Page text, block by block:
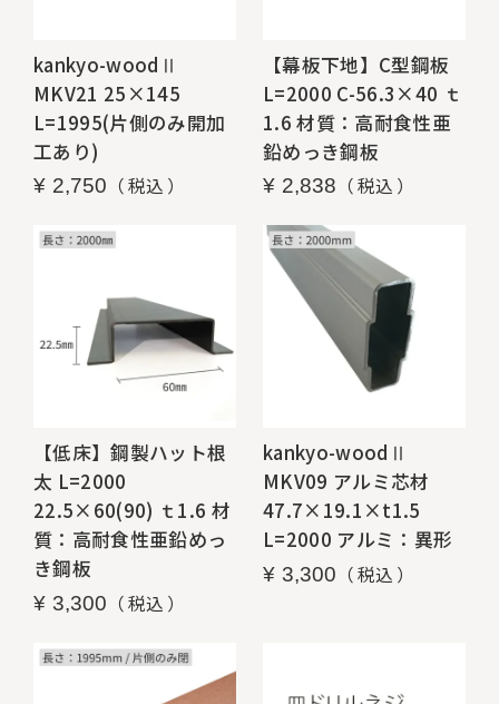
kankyo-woodⅡ
MKV21 25×145
L=1995(片側のみ開加
工あり)
¥ 2,750 税込
【幕板下地】C型鋼板
L=2000 C-56.3×40 ｔ
1.6 材質：高耐食性亜
鉛めっき鋼板
¥ 2,838 税込
【低床】鋼製ハット根
太 L=2000
22.5×60(90) ｔ1.6 材
質：高耐食性亜鉛めっ
き鋼板
¥ 3,300 税込
kankyo-woodⅡ
MKV09 アルミ芯材
47.7×19.1×t1.5
L=2000 アルミ：異形
¥ 3,300 税込